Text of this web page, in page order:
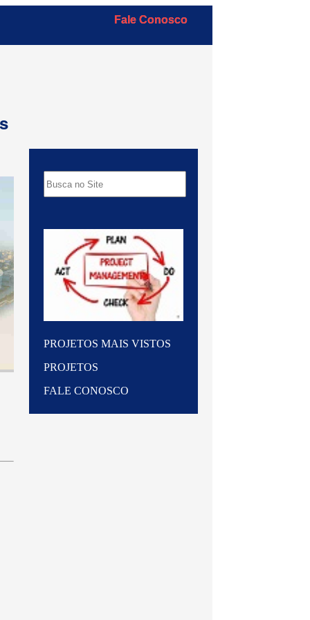
Fale Conosco
PROJETOS MAIS VISTOS
PROJETOS
FALE CONOSCO